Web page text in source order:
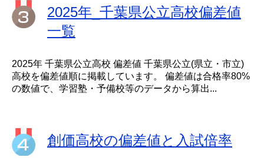
2025年_千葉県公立高校偏差値
一覧
2025年 千葉県公立高校 偏差値 千葉県公立(県立・市立)
高校を偏差値順に掲載しています。 偏差値は合格率80%
の数値で、学習塾・予備校等のデータから算出...
創価高校の偏差値と入試倍率